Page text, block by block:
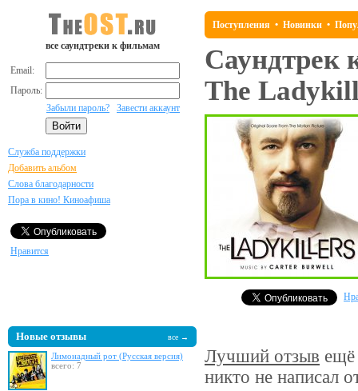
все саундтреки к фильмам
Email:
Пароль:
Забыли пароль?
Завести аккаунт
Служба поддержки
Добавить альбом
Слова благодарности
Пора в кино! Киноафиша
Нравится
Новые отзывы все →
Лимонадный рот (Русская версия)
всего: 7
Поступления • Новинки •
Саундтрек
The
Лучший отзыв ещё
никто не написал